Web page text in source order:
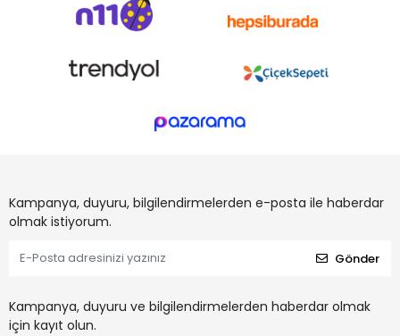
Kampanya, duyuru, bilgilendirmelerden e-posta ile haberdar
olmak istiyorum.
Gönder
Kampanya, duyuru ve bilgilendirmelerden haberdar olmak
için kayıt olun.